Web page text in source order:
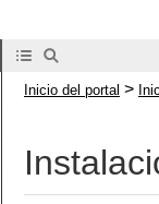
Inicio del portal >